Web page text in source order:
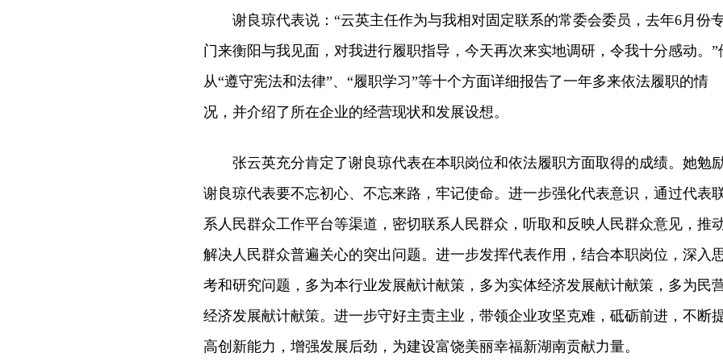
谢良琼代表说：“云英主任作为与我相对固定联系的常委会委员，去年6月份
门来衡阳与我见面，对我进行履职指导，今天再次来实地调研，令我十分感动。”
从“遵守宪法和法律”、“履职学习”等十个方面详细报告了一年多来依法履职的情
况，并介绍了所在企业的经营现状和发展设想。
张云英充分肯定了谢良琼代表在本职岗位和依法履职方面取得的成绩。她勉
谢良琼代表要不忘初心、不忘来路，牢记使命。进一步强化代表意识，通过代表
系人民群众工作平台等渠道，密切联系人民群众，听取和反映人民群众意见，推
解决人民群众普遍关心的突出问题。进一步发挥代表作用，结合本职岗位，深入
考和研究问题，多为本行业发展献计献策，多为实体经济发展献计献策，多为民
经济发展献计献策。进一步守好主责主业，带领企业攻坚克难，砥砺前进，不断
高创新能力，增强发展后劲，为建设富饶美丽幸福新湖南贡献力量。